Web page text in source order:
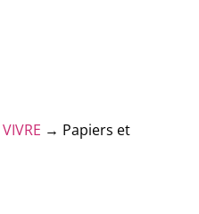
VIVRE → Papiers et